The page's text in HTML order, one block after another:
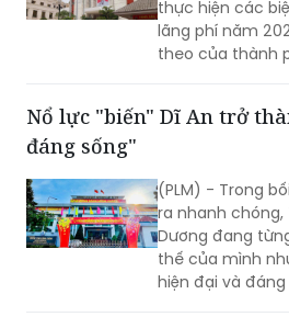
Nổ lực "biến" Dĩ An trở
(PLM) - Trong
Dương đang
thế của mình
hiện đại và đáng
mạnh mẽ này
quan trọng của
phương, với
Hà Nội đẩy mạnh sắp